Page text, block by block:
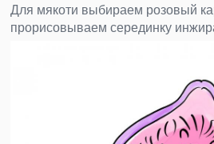
Для мякоти выбираем розовый
прорисовываем серединку